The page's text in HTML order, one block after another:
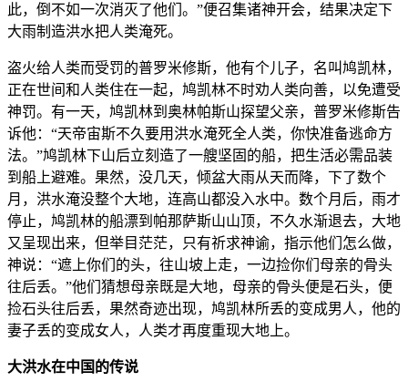
此，倒不如一次消灭了他们。”便召集诸神开会，结果决定下
大雨制造洪水把人类淹死。
盗火给人类而受罚的普罗米修斯，他有个儿子，名叫鸠凯林，
正在世间和人类住在一起，鸠凯林不时劝人类向善，以免遭受
神罚。有一天，鸠凯林到奥林帕斯山探望父亲，普罗米修斯告
诉他：“天帝宙斯不久要用洪水淹死全人类，你快准备逃命方
法。”鸠凯林下山后立刻造了一艘坚固的船，把生活必需品装
到船上避难。果然，没几天，倾盆大雨从天而降，下了数个
月，洪水淹没整个大地，连高山都没入水中。数个月后，雨才
停止，鸠凯林的船漂到帕那萨斯山山顶，不久水渐退去，大地
又呈现出来，但举目茫茫，只有祈求神谕，指示他们怎么做，
神说：“遮上你们的头，往山坡上走，一边捡你们母亲的骨头
往后丢。”他们猜想母亲既是大地，母亲的骨头便是石头，便
捡石头往后丢，果然奇迹出现，鸠凯林所丢的变成男人，他的
妻子丢的变成女人，人类才再度重现大地上。
大洪水在中国的传说